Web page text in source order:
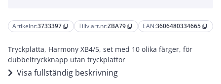
Artikelnr:3733397 content_copy Tillv.art.nr:ZBA79 content_copy EAN:3606480334665 content_copy
Tryckplatta, Harmony XB4/5, set med 10 olika färger, för
dubbeltryckknapp utan tryckplattor
Visa fullständig beskrivning